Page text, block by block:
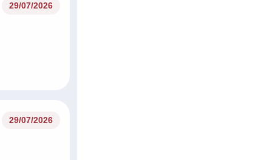
29/07/2026
29/07/2026